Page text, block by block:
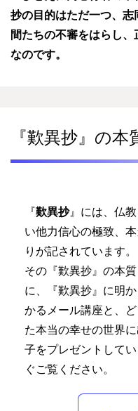
抄の目的はただ一つ、
間たちの不審をはらし
なのです。
『歎異抄』の本
『歎異抄』には、仏
い他力信心の極致、
りが記されています。
その『歎異抄』の本
に、『歎異抄』に明
かるメール講座と、
た本当の幸せの世界
子をプレゼントして
ぐご覧ください。